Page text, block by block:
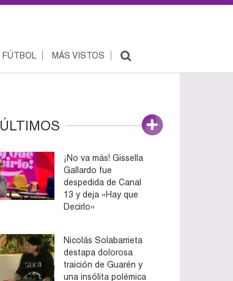
FÚTBOL MÁS VISTOS
ÚLTIMOS
¡No va más! Gissella
Gallardo fue
despedida de Canal
13 y deja «Hay que
Decirlo»
Nicolás Solabarrieta
destapa dolorosa
traición de Guarén y
una insólita polémica